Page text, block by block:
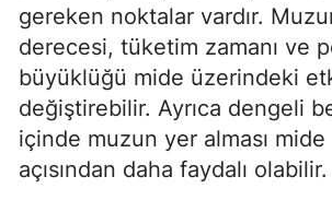
gereken noktalar vardır.
derecesi, tüketim zamanı ve
büyüklüğü mide üzerindeki
değiştirebilir. Ayrıca dengeli
içinde muzun yer alması mide
açısından daha faydalı olabilir.